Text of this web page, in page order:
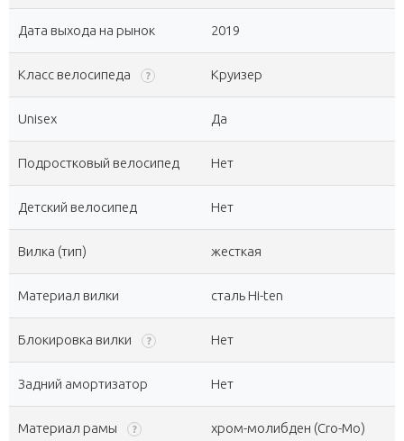
Дата выхода на рынок 2019
Класс велосипеда ? Круизер
Unisex Да
Подростковый велосипед Нет
Детский велосипед Нет
Вилка (тип) жесткая
Материал вилки сталь Hi-ten
Блокировка вилки ? Нет
Задний амортизатор Нет
Материал рамы ? хром-молибден (Cro-Mo)